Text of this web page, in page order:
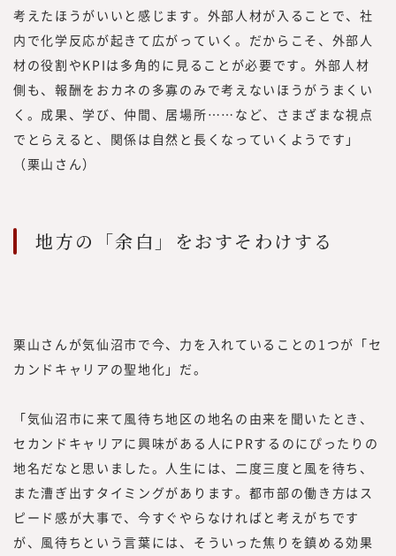
考えたほうがいいと感じます。外部人材が入ることで、社
内で化学反応が起きて広がっていく。だからこそ、外部人
材の役割やKPIは多角的に見ることが必要です。外部人材
側も、報酬をおカネの多寡のみで考えないほうがうまくい
く。成果、学び、仲間、居場所……など、さまざまな視点
でとらえると、関係は自然と長くなっていくようです」
（栗山さん）
地方の「余白」をおすそわけする
栗山さんが気仙沼市で今、力を入れていることの1つが「セ
カンドキャリアの聖地化」だ。
「気仙沼市に来て風待ち地区の地名の由来を聞いたとき、
セカンドキャリアに興味がある人にPRするのにぴったりの
地名だなと思いました。人生には、二度三度と風を待ち、
また漕ぎ出すタイミングがあります。都市部の働き方はス
ピード感が大事で、今すぐやらなければと考えがちです
が、風待ちという言葉には、そういった焦りを鎮める効果